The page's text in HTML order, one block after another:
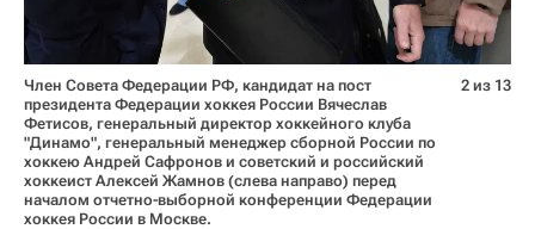
Член Совета Федерации РФ, кандидат на пост
президента Федерации хоккея России Вячеслав
Фетисов, генеральный директор хоккейного клуба
"Динамо", генеральный менеджер сборной России по
хоккею Андрей Сафронов и советский и российский
хоккеист Алексей Жамнов (слева направо) перед
началом отчетно-выборной конференции Федерации
хоккея России в Москве.
2 из 13